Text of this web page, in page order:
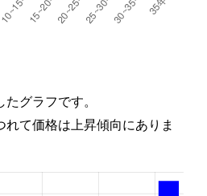
グラフです。
て価格は上昇傾向にありま